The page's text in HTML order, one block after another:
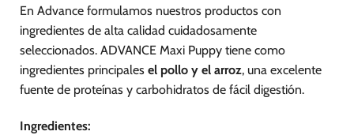
En Advance formulamos nuestros productos con
ingredientes de alta calidad cuidadosamente
seleccionados. ADVANCE Maxi Puppy tiene como
ingredientes principales el pollo y el arroz, una excelente
fuente de proteínas y carbohidratos de fácil digestión.
Ingredientes: